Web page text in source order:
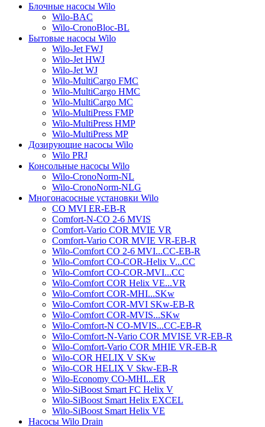
Блочные насосы Wilo
Wilo-BAC
Wilo-CronoBloc-BL
Бытовые насосы Wilo
Wilo-Jet FWJ
Wilo-Jet HWJ
Wilo-Jet WJ
Wilo-MultiCargo FMC
Wilo-MultiCargo HMC
Wilo-MultiCargo MC
Wilo-MultiPress FMP
Wilo-MultiPress HMP
Wilo-MultiPress MP
Дозирующие насосы Wilo
Wilo PRJ
Консольные насосы Wilo
Wilo-CronoNorm-NL
Wilo-CronoNorm-NLG
Многонасосные установки Wilo
CO MVI ER-EB-R
Comfort-N-CO 2-6 MVIS
Comfort-Vario COR MVIE VR
Comfort-Vario COR MVIE VR-EB-R
Wilo-Comfort CO 2-6 MVI...CC-EB-R
Wilo-Comfort CO-COR-Helix V...CC
Wilo-Comfort CO-COR-MVI...CC
Wilo-Comfort COR Helix VE...VR
Wilo-Comfort COR-MHI...SKw
Wilo-Comfort COR-MVI SKw-EB-R
Wilo-Comfort COR-MVIS...SKw
Wilo-Comfort-N CO-MVIS...CC-EB-R
Wilo-Comfort-N-Vario COR MVISE VR-EB-R
Wilo-Comfort-Vario COR MHIE VR-EB-R
Wilo-COR HELIX V SKw
Wilo-COR HELIX V Skw-EB-R
Wilo-Economy CO-MHI...ER
Wilo-SiBoost Smart FC Helix V
Wilo-SiBoost Smart Helix EXCEL
Wilo-SiBoost Smart Helix VE
Насосы Wilo Drain